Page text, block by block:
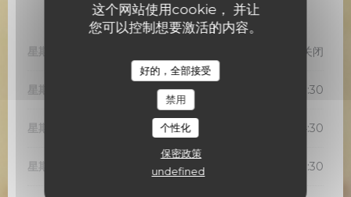
这个网站使用cookie， 并让
您可以控制想要激活的内容。
好的，全部接受
禁用
个性化
保密政策
undefined
营业时间
星期一 关闭
星期二 11:30 - 14:30 19:00 - 21:30
星期三 11:30 - 14:30
星期四 11:30 - 14:30 19:00 - 21:30